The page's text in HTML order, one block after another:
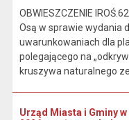
OBWIESZCZENIE
Osą w sprawie wydania
uwarunkowaniach dla
polegającego na
kruszywa naturalnego
Urząd Miasta i Gminy